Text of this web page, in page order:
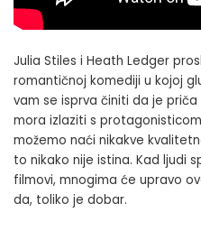
Julia Stiles i Heath Ledger
romantičnoj komediji u kojoj
vam se isprva činiti da je
mora izlaziti s
možemo naći nikakve
to nikako nije istina. Kad ljudi
filmovi, mnogima će upravo
da, toliko je dobar.